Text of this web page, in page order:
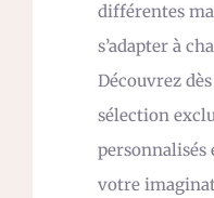
différentes
s’adapter à
Découvrez
sélection
personnalisés
votre